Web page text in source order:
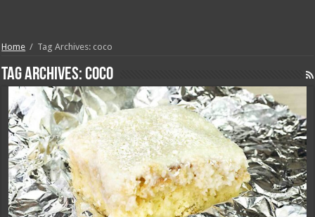
Home / Tag Archives: coco
Tag Archives:coco